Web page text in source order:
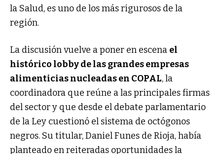
la Salud, es uno de los más rigurosos de la
región.
La discusión vuelve a poner en escena el
histórico lobby de las grandes empresas
alimenticias nucleadas en COPAL, la
coordinadora que reúne a las principales firmas
del sector y que desde el debate parlamentario
de la Ley cuestionó el sistema de octógonos
negros. Su titular, Daniel Funes de Rioja, había
planteado en reiteradas oportunidades la